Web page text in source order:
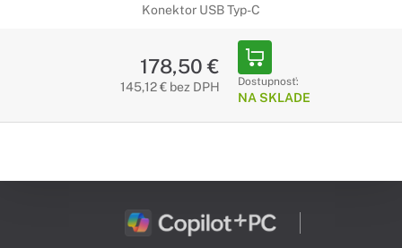
Konektor USB Typ-C
178,50 €
145,12 € bez DPH Dostupnosť:
NA SKLADE